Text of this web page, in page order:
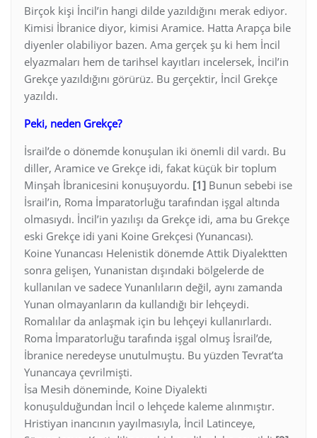
Birçok kişi İncil’in hangi dilde yazıldığını merak ediyor.
Kimisi İbranice diyor, kimisi Aramice. Hatta Arapça bile
diyenler olabiliyor bazen. Ama gerçek şu ki hem İncil
elyazmaları hem de tarihsel kayıtları incelersek, İncil’in
Grekçe yazıldığını görürüz. Bu gerçektir, İncil Grekçe
yazıldı.
Peki, neden Grekçe?
İsrail’de o dönemde konuşulan iki önemli dil vardı. Bu
diller, Aramice ve Grekçe idi, fakat küçük bir toplum
Minşah İbranicesini konuşuyordu. [1] Bunun sebebi ise
İsrail’in, Roma İmparatorluğu tarafından işgal altında
olmasıydı. İncil’in yazılışı da Grekçe idi, ama bu Grekçe
eski Grekçe idi yani Koine Grekçesi (Yunancası).
Koine Yunancası Helenistik dönemde Attik Diyalektten
sonra gelişen, Yunanistan dışındaki bölgelerde de
kullanılan ve sadece Yunanlıların değil, aynı zamanda
Yunan olmayanların da kullandığı bir lehçeydi.
Romalılar da anlaşmak için bu lehçeyi kullanırlardı.
Roma İmparatorluğu tarafında işgal olmuş İsrail’de,
İbranice neredeyse unutulmuştu. Bu yüzden Tevrat’ta
Yunancaya çevrilmişti.
İsa Mesih döneminde, Koine Diyalekti
konuşulduğundan İncil o lehçede kaleme alınmıştır.
Hristiyan inancının yayılmasıyla, İncil Latinceye,